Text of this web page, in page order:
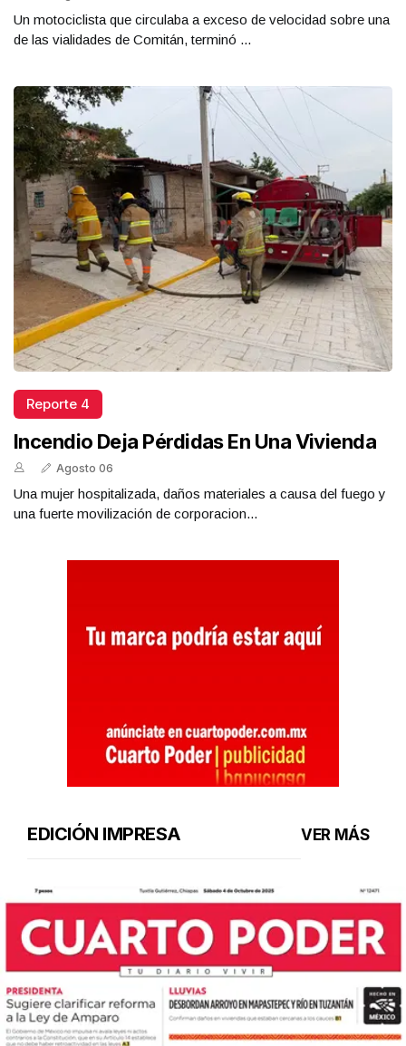
Un motociclista que circulaba a exceso de velocidad sobre una
de las vialidades de Comitán, terminó ...
Reporte 4
Incendio Deja Pérdidas En Una Vivienda
Agosto 06
Una mujer hospitalizada, daños materiales a causa del fuego y
una fuerte movilización de corporacion...
EDICIÓN IMPRESA VER MÁS